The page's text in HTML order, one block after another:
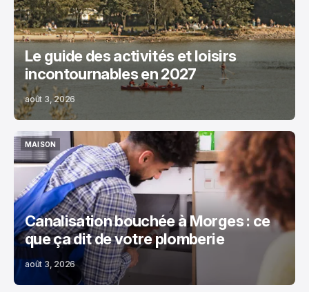
Le guide des activités et loisirs
incontournables en 2027
août 3, 2026
MAISON
MAISON
Canalisation bouchée à Morges : ce
que ça dit de votre plomberie
août 3, 2026